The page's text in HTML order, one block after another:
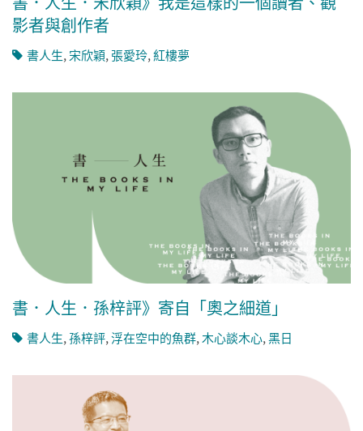
影者與創作者
書人生, 宋欣穎, 張愛玲,紅樓夢
書．人生．孫梓評》寄自「奧之細道」
書人生,孫梓評,浮在空中的魚群,木心談木心,黑日